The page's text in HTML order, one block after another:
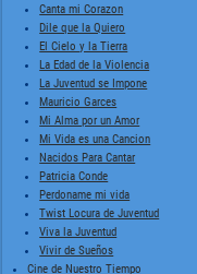
Canta mi Corazon
Dile que la Quiero
El Cielo y la Tierra
La Edad de la Violencia
La Juventud se Impone
Mauricio Garces
Mi Alma por un Amor
Mi Vida es una Cancion
Nacidos Para Cantar
Patricia Conde
Perdoname mi vida
Twist Locura de Juventud
Viva la Juventud
Vivir de Sueños
Cine de Nuestro Tiempo